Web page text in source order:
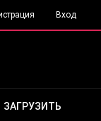
Вход
ЗАГРУЗИТЬ